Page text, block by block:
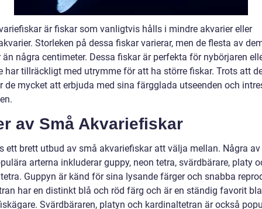
är fiskar som vanligtvis hålls i mindre akvarier eller
Storleken på dessa fiskar varierar, men de flesta av
än några centimeter. Dessa fiskar är perfekta för nybörjaren
har tillräckligt med utrymme för att ha större fiskar. Trots att
de mycket att erbjuda med sina färgglada utseenden och
av Små Akvariefiskar
ett brett utbud av små akvariefiskar att välja mellan. Några av
arterna inkluderar guppy, neon tetra, svärdbärare, platy
Guppyn är känd för sina lysande färger och snabba
har en distinkt blå och röd färg och är en ständig favorit
Svärdbäraren, platyn och kardinaltetran är också